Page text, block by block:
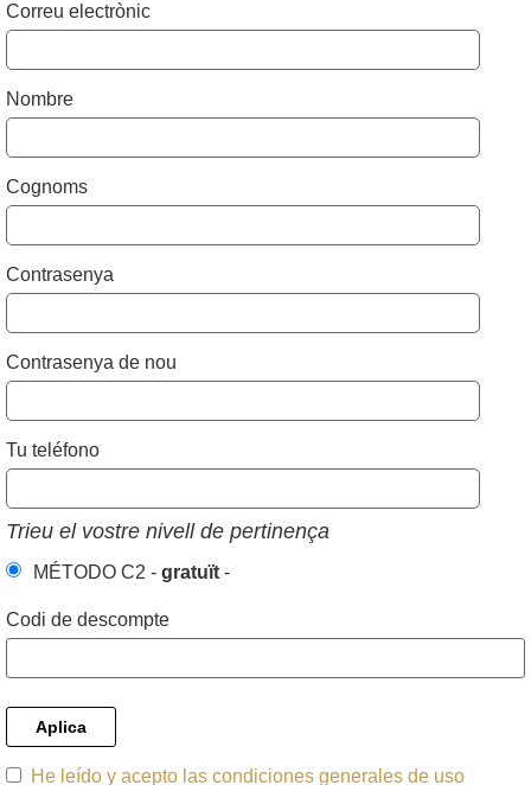
Correu electrònic
Nombre
Cognoms
Contrasenya
Contrasenya de nou
Tu teléfono
Trieu el vostre nivell de pertinença
MÉTODO C2 - gratuït -
Codi de descompte
Aplica
He leído y acepto las condiciones generales de uso